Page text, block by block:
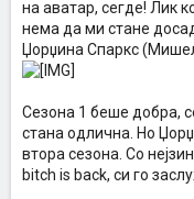
на аватар, сегде! Лик
нема да ми стане
Џорџина Спаркс
Сезона 1 беше добра,
стана одлична. Но
втора сезона. Со
bitch is back, си го